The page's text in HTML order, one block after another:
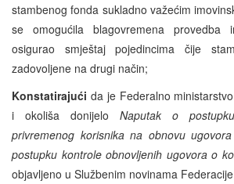
stambenog fonda sukladno važećim
se omogućila blagovremena provedba
osigurao smještaj pojedincima čije
zadovoljene na drugi način;
Konstatirajući da je Federalno
i okoliša donijelo Naputak o
privremenog korisnika na obnovu
postupku kontrole obnovljenih ugovora o
objavljeno u Službenim novinama